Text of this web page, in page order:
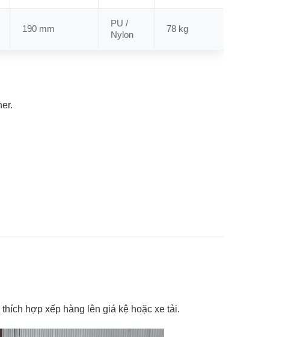
190 mm
PU /
Nylon
78 kg
hợp xếp hàng lên giá kệ hoặc xe tải.